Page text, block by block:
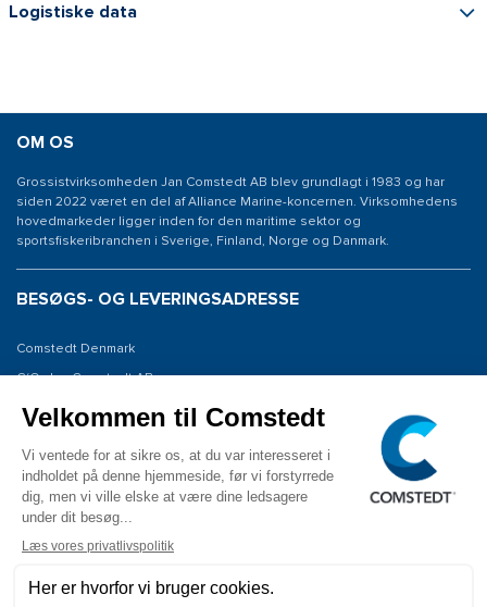
Logistiske data
OM OS
Grossistvirksomheden Jan Comstedt AB blev grundlagt i 1983 og har
siden 2022 været en del af Alliance Marine-koncernen. Virksomhedens
hovedmarkeder ligger inden for den maritime sektor og
sportsfiskeribranchen i Sverige, Finland, Norge og Danmark.
BESØGS- OG LEVERINGSADRESSE
Comstedt Denmark
C/O: Jan Comstedt AB
Niels Bohrsvej 7
Denmark
KONTAKT OS